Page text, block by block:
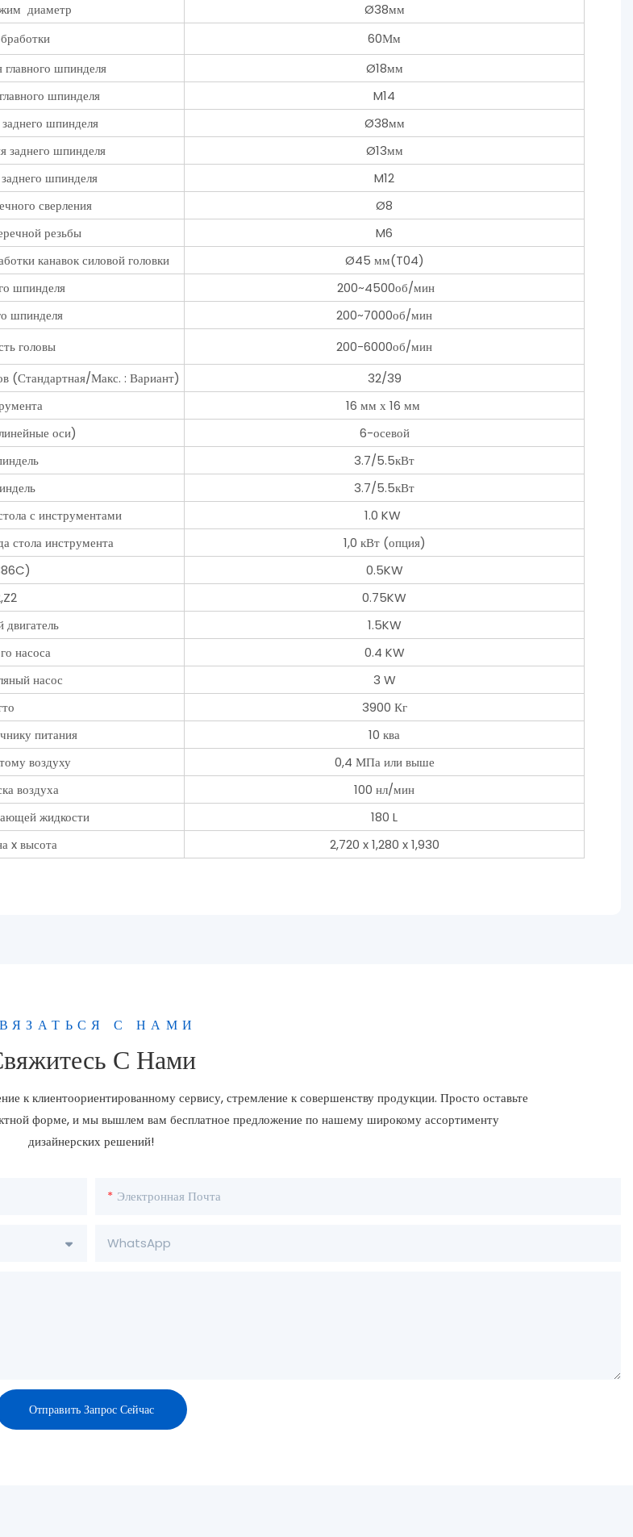
диаметр
Ø38мм
60Мм
шпинделя
Ø18мм
шпинделя
M14
шпинделя
Ø38мм
заднего шпинделя
Ø13мм
шпинделя
M12
сверления
Ø8
резьбы
M6
канавок силовой головки
Ø45 мм(T04)
шпинделя
200~4500об/мин
шпинделя
200~7000об/мин
головы
200-6000об/мин
(Стандартная/Макс. : Вариант)
32/39
16 мм х 16 мм
оси)
6-осевой
3.7/5.5кВт
3.7/5.5кВт
с инструментами
1.0 KW
стола инструмента
1,0 кВт (опция)
0.5KW
0.75KW
двигатель
1.5KW
насоса
0.4 KW
насос
3 W
3900 Кг
питания
10 ква
воздуху
0,4 МПа или выше
воздуха
100 нл/мин
жидкости
180 L
x высота
2,720 x 1,280 x 1,930
С НАМИ
С Нами
к клиентоориентированному сервису, стремление к совершенству продукции. Просто оставьте
форме, и мы вышлем вам бесплатное предложение по нашему широкому ассортименту
дизайнерских решений!
Электронная Почта
WhatsApp
Отправить Запрос Сейчас